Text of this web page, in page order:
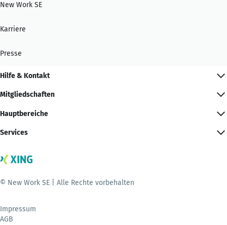
New Work SE
Karriere
Presse
Hilfe & Kontakt
Mitgliedschaften
Hauptbereiche
Services
© New Work SE | Alle Rechte vorbehalten
Impressum
AGB